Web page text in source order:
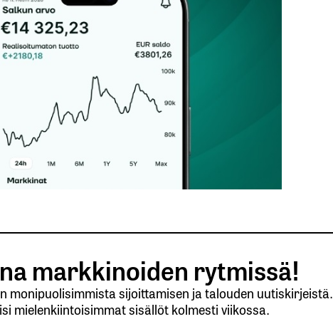
markkinoiden rytmissä!
monipuolisimmista sijoittamisen ja talouden uutiskirjeistä.
mielenkiintoisimmat sisällöt kolmesti viikossa.